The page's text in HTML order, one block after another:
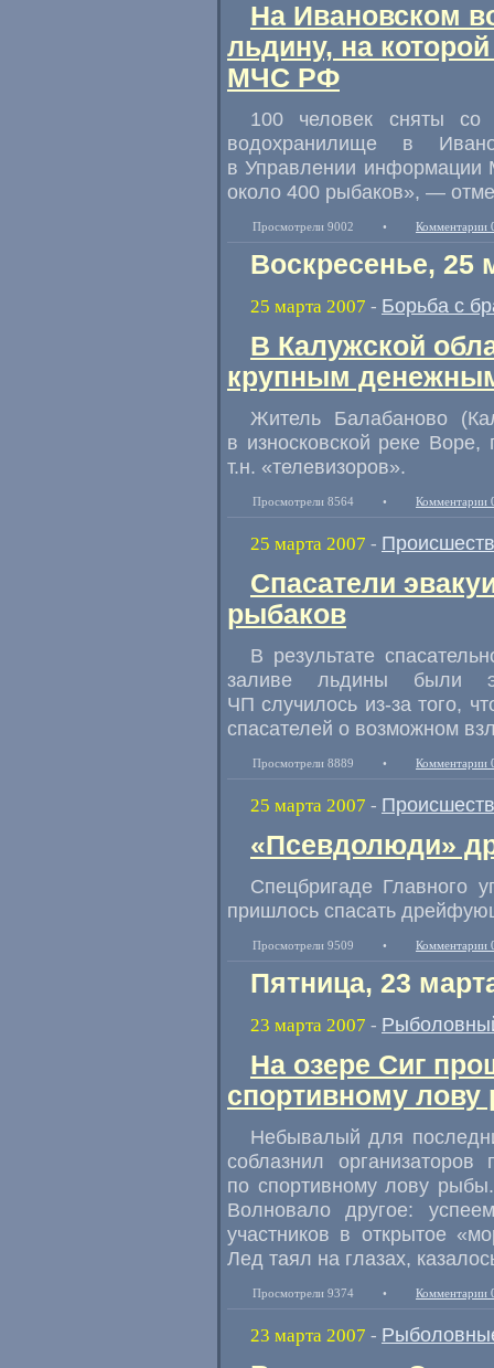
На Ивановском
льдину, на
МЧС РФ
100 человек сняты со
водохранилище в
в Управлении информации
около 400 рыбаков», —
Просмотрели 9002 • Комментарии
Воскресенье, 25
25 марта 2007 - Борьба с
В Калужской
крупным
Житель Балабаново
в износковской реке
т.н. «телевизоров».
Просмотрели 8564 • Комментарии
25 марта 2007 -
Спасатели
рыбаков
В результате
заливе льдины были
ЧП случилось из-за того,
спасателей о возможном
Просмотрели 8889 • Комментарии
25 марта 2007 -
«Псевдолюди»
Спецбригаде Главного
пришлось спасать
Просмотрели 9509 • Комментарии
Пятница, 23
23 марта 2007 -
На озере Сиг
спортивному
Небывалый для
соблазнил
по спортивному лову
Волновало другое:
участников в открытое
Лед таял на глазах,
Просмотрели 9374 • Комментарии
23 марта 2007 -